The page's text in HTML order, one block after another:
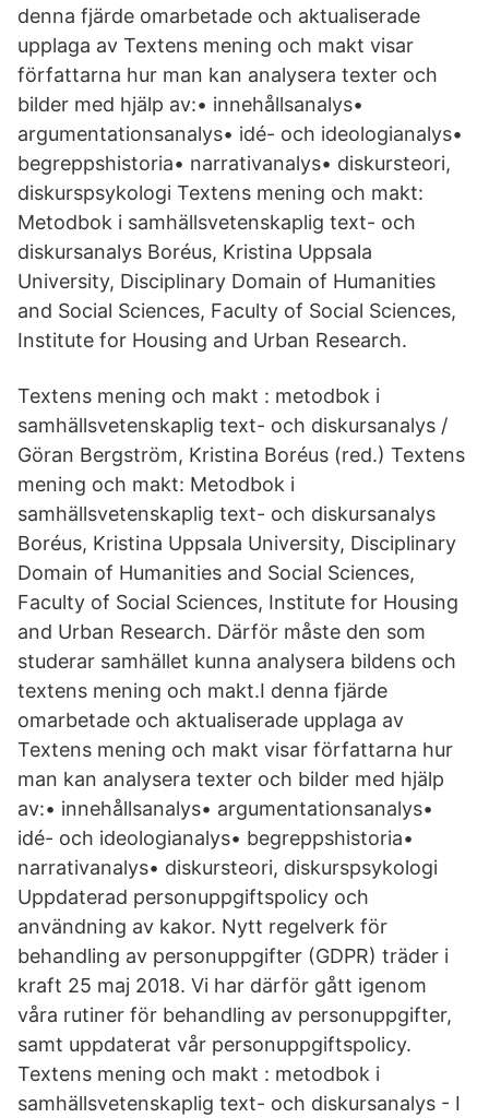
denna fjärde omarbetade och aktualiserade
upplaga av Textens mening och makt visar
författarna hur man kan analysera texter och
bilder med hjälp av:• innehållsanalys•
argumentationsanalys• idé- och ideologianalys•
begreppshistoria• narrativanalys• diskursteori,
diskurspsykologi Textens mening och makt:
Metodbok i samhällsvetenskaplig text- och
diskursanalys Boréus, Kristina Uppsala
University, Disciplinary Domain of Humanities
and Social Sciences, Faculty of Social Sciences,
Institute for Housing and Urban Research.
Textens mening och makt : metodbok i
samhällsvetenskaplig text- och diskursanalys /
Göran Bergström, Kristina Boréus (red.) Textens
mening och makt: Metodbok i
samhällsvetenskaplig text- och diskursanalys
Boréus, Kristina Uppsala University, Disciplinary
Domain of Humanities and Social Sciences,
Faculty of Social Sciences, Institute for Housing
and Urban Research. Därför måste den som
studerar samhället kunna analysera bildens och
textens mening och makt.I denna fjärde
omarbetade och aktualiserade upplaga av
Textens mening och makt visar författarna hur
man kan analysera texter och bilder med hjälp
av:• innehållsanalys• argumentationsanalys•
idé- och ideologianalys• begreppshistoria•
narrativanalys• diskursteori, diskurspsykologi
Uppdaterad personuppgiftspolicy och
användning av kakor. Nytt regelverk för
behandling av personuppgifter (GDPR) träder i
kraft 25 maj 2018. Vi har därför gått igenom
våra rutiner för behandling av personuppgifter,
samt uppdaterat vår personuppgiftspolicy.
Textens mening och makt : metodbok i
samhällsvetenskaplig text- och diskursanalys - I